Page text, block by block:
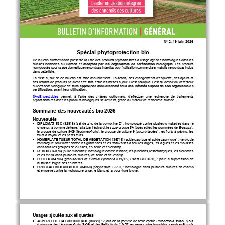
N° 2, 19 juin 2026
Spécial phytoprotection bio
Ce bulletin d’information présente la liste des produits phytosanitaires à usage agricole homologués dans les
cultures  horticoles au  Canada  et acceptés  par  les  organismes  de  certification  biologique.
Les  produits
homologués pour usage domestique ne sont pas interdits pour l’utilisation commerciale, mais ils ne sont pas inclus
dans cette liste.
La mise à jour de ce bulletin est faite annuellement. Toutefois, des changements d’étiquette, des ajouts et
des retraits de produits peuvent être faits entre les mises à jour. C’est pourquoi il est du devoir du détenteur
du certificat biologique de faire approuver annuellement tous ses intrants auprès de son organisme de
certification, avant leur utilisation.
SAgE  pesticides
permet, à  l’aide  des critères  optionnels, d’effectuer
une  recherche  de  traitements
phytosanitaires avec les produits biologiques seulement, grâce au moteur de recherche avancé.
Sommaire des nouveautés bio 2026
Nouveautés
• DIPLOMAT 5SC (32918) (sel de zinc de la polyoxine D) : homologué contre plusieurs maladies dans le
ginseng, la pomme de terre, la laitue, l’épinard, le sous-groupe 5A (tiges et feuilles pommées de Brassica),
le groupe de culture 8-09 (légumes-fruits), le groupe de culture 9 (cucurbitacées), les fruits à pépins, les
fruits à noyau et les petits fruits.
•
HOMEPLATE TUEUR TOTAL DE VEGETATION (35716) (acide caprique et acide caprylique) : herbicide
homologué pour lutter contre les graminées et les mauvaises à feuilles larges, les algues et les mousses
dans tous les groupes de cultures , en serre et en champ.
•
RECOIL (35373) (huile minérale) : homologué contre le blanc, les pucerons, les tétranyques, les aleurodes
et les thrips dans plusieurs cultures, de serre et de champ.
•
PLUTEX (34785) (granulovirus de Plutella xylostella (PlxyGV) (isolat GC-0020)) : pour la suppression de
la fausse-teigne des crucifères.
•
PROBLAD BIOFUNGICIDE (34050) (polypeptide BLAD) : homologué dans plusieurs cultures en champ
et en serre contre la moisissure grise, le blanc et la pourriture brune.
Usages ajoutés aux étiquettes
• ASPERELLO T34 BIOCONTROL (30229) : Ajout de la pomme de terre contre Rhizoctonia solani. Ajout